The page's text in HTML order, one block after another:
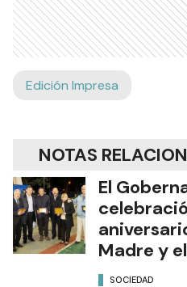
Edición Impresa
NOTAS
El
Madre y
SOCIEDAD